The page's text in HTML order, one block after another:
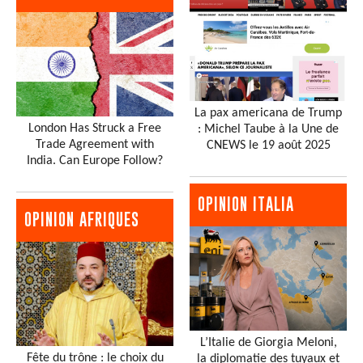
London Has Struck a Free
Trade Agreement with
India. Can Europe Follow?
OPINION AFRIQUES
Fête du trône : le choix du
La pax americana de Trump
: Michel Taube à la Une de
CNEWS le 19 août 2025
OPINION ITALIA
L’Italie de Giorgia Meloni,
la diplomatie des tuyaux et